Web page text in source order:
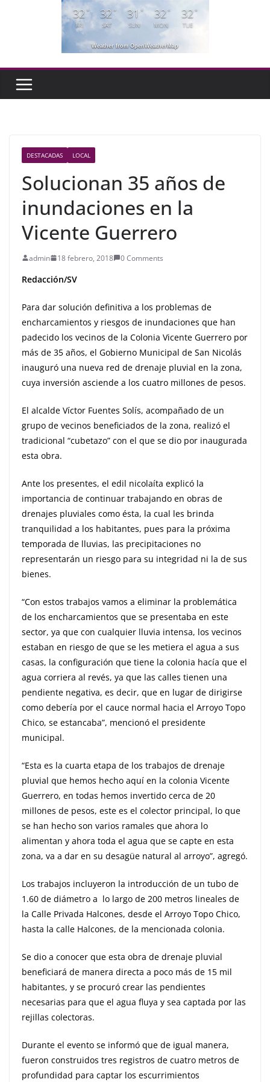
32°
FRI
32 °
SAT
31 °
SUN
32°
MON
32°
TUE
Weather from OpenWeatherMap
DESTACADAS LOCAL
Solucionan 35 años de
inundaciones en la
Vicente Guerrero
admin 18 febrero, 2018 0 Comments
Redacción/SV
Para dar solución definitiva a los problemas de
encharcamientos y riesgos de inundaciones que han
padecido los vecinos de la Colonia Vicente Guerrero por
más de 35 años, el Gobierno Municipal de San Nicolás
inauguró una nueva red de drenaje pluvial en la zona,
cuya inversión asciende a los cuatro millones de pesos.
El alcalde Víctor Fuentes Solís, acompañado de un
grupo de vecinos beneficiados de la zona, realizó el
tradicional “cubetazo” con el que se dio por inaugurada
esta obra.
Ante los presentes, el edil nicolaíta explicó la
importancia de continuar trabajando en obras de
drenajes pluviales como ésta, la cual les brinda
tranquilidad a los habitantes, pues para la próxima
temporada de lluvias, las precipitaciones no
representarán un riesgo para su integridad ni la de sus
bienes.
“Con estos trabajos vamos a eliminar la problemática
de los encharcamientos que se presentaba en este
sector, ya que con cualquier lluvia intensa, los vecinos
estaban en riesgo de que se les metiera el agua a sus
casas, la configuración que tiene la colonia hacía que el
agua corriera al revés, ya que las calles tienen una
pendiente negativa, es decir, que en lugar de dirigirse
como debería por el cauce normal hacia el Arroyo Topo
Chico, se estancaba”, mencionó el presidente
municipal.
“Esta es la cuarta etapa de los trabajos de drenaje
pluvial que hemos hecho aquí en la colonia Vicente
Guerrero, en todas hemos invertido cerca de 20
millones de pesos, este es el colector principal, lo que
se han hecho son varios ramales que ahora lo
alimentan y ahora toda el agua que se capte en esta
zona, va a dar en su desagüe natural al arroyo”, agregó.
Los trabajos incluyeron la introducción de un tubo de
1.60 de diámetro a lo largo de 200 metros lineales de
la Calle Privada Halcones, desde el Arroyo Topo Chico,
hasta la calle Halcones, de la mencionada colonia.
Se dio a conocer que esta obra de drenaje pluvial
beneficiará de manera directa a poco más de 15 mil
habitantes, y se procuró crear las pendientes
necesarias para que el agua fluya y sea captada por las
rejillas colectoras.
Durante el evento se informó que de igual manera,
fueron construidos tres registros de cuatro metros de
profundidad para captar los escurrimientos